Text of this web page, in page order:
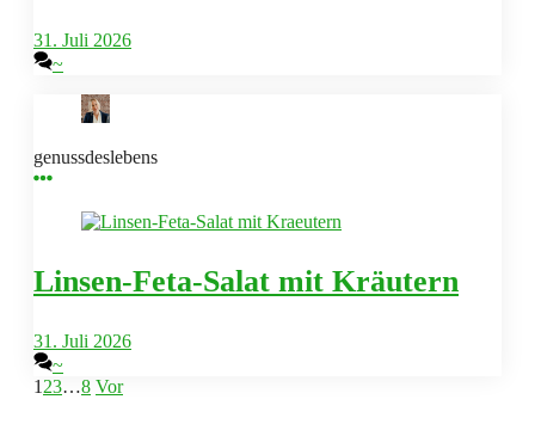
31. Juli 2026
~
genussdeslebens
Linsen-Feta-Salat mit Kräutern
31. Juli 2026
~
1 23…8 Vor